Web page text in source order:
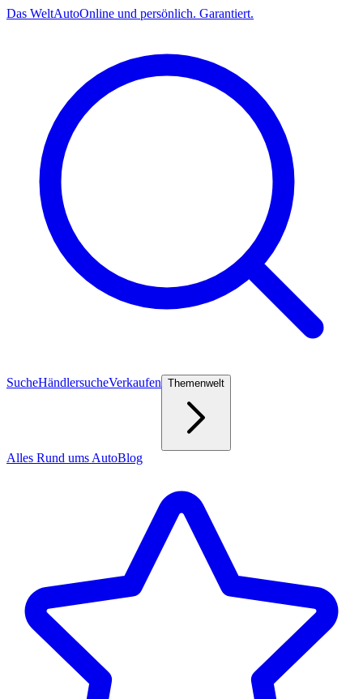
Das WeltAutoOnline und persönlich. Garantiert.
SucheHändlersucheVerkaufen Themenwelt
Alles Rund ums AutoBlog